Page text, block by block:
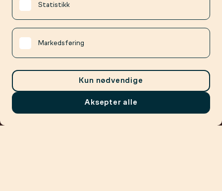
Meny
Statistikk
Markedsføring
Kun nødvendige
Aksepter alle